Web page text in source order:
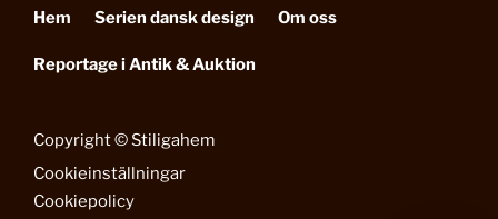
Hem Serien dansk design Om oss
Reportage i Antik & Auktion
Copyright © Stiligahem
Cookieinställningar
Cookiepolicy